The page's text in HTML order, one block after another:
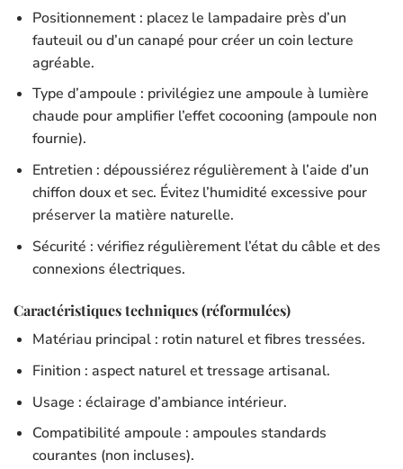
Positionnement : placez le lampadaire près d’un
fauteuil ou d’un canapé pour créer un coin lecture
agréable.
Type d’ampoule : privilégiez une ampoule à lumière
chaude pour amplifier l’effet cocooning (ampoule non
fournie).
Entretien : dépoussiérez régulièrement à l’aide d’un
chiffon doux et sec. Évitez l’humidité excessive pour
préserver la matière naturelle.
Sécurité : vérifiez régulièrement l’état du câble et des
connexions électriques.
Caractéristiques techniques (réformulées)
Matériau principal : rotin naturel et fibres tressées.
Finition : aspect naturel et tressage artisanal.
Usage : éclairage d’ambiance intérieur.
Compatibilité ampoule : ampoules standards
courantes (non incluses).